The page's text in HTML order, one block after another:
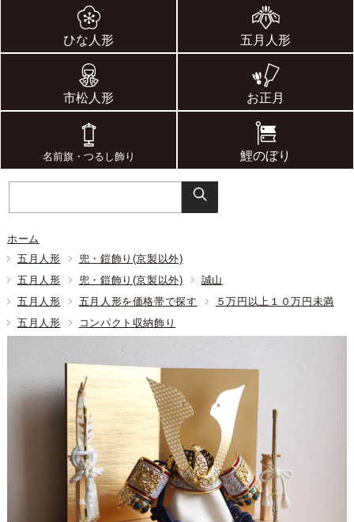
ひな人形 五月人形
市松人形 お正月
名前旗・つるし飾り 鯉のぼり
ホーム
五月人形
兜・鎧飾り(京製以外)
五月人形
兜・鎧飾り(京製以外)
誠山
五月人形
五月人形を価格帯で探す
５万円以上１０万円未満
五月人形
コンパクト収納飾り